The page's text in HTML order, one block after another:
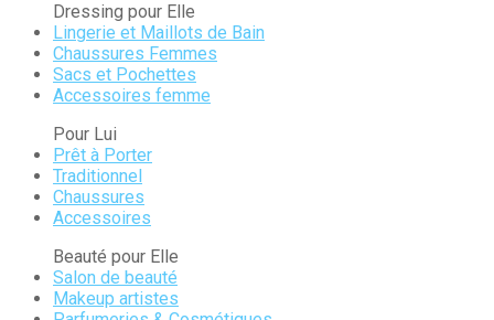
Dressing pour Elle
Lingerie et Maillots de Bain
Chaussures Femmes
Sacs et Pochettes
Accessoires femme
Pour Lui
Prêt à Porter
Traditionnel
Chaussures
Accessoires
Beauté pour Elle
Salon de beauté
Makeup artistes